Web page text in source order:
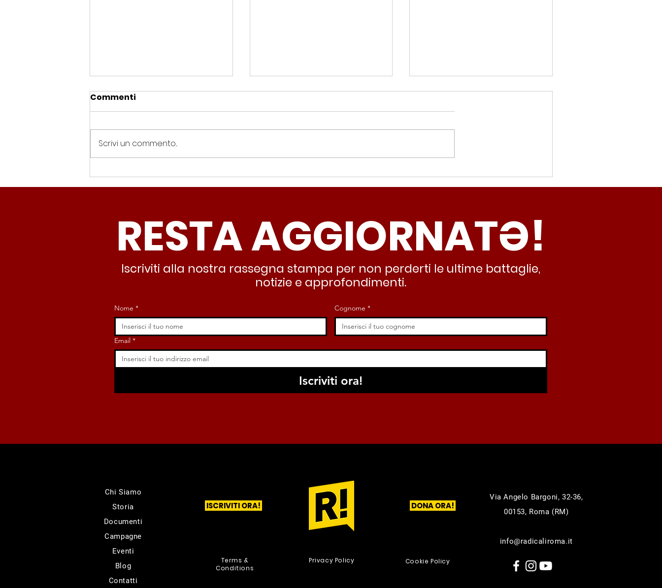
Spin Time, Colucci: “Non
solo occupazione: 400
nessuno interviene”
Periferie, Colucci
(Radicali Roma): “La
deve garantire servizi e
dignità”
Termovalorizzatore,
Colucci (Radicali Roma):
lasciando al caos e
all’abusivismo”
Commenti
Scrivi un commento...
RESTA AGGIORNATƏ!
Iscriviti alla nostra rassegna stampa per non perderti le ultime battaglie,
notizie e approfondimenti.
Nome * Cognome *
Email *
Iscriviti ora!
Chi Siamo
Storia
Documenti
Campagne
Eventi
Blog
Contatti
ISCRIVITI ORA! DONA ORA!
Terms &
Conditions
Privacy Policy Cookie Policy
Via Angelo Bargoni, 32-36,
00153, Roma (RM)
info@radicaliroma.it